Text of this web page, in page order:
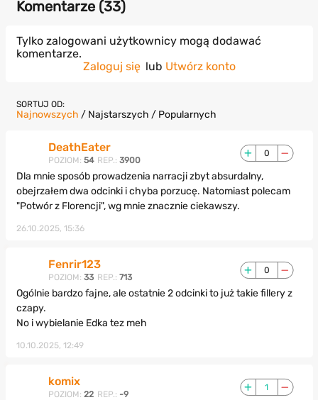
Komentarze (33)
Tylko zalogowani użytkownicy mogą dodawać
komentarze.
Zaloguj się lub Utwórz konto
SORTUJ OD:
Najnowszych / Najstarszych / Popularnych
DeathEater
POZIOM: 54 REP.: 3900
0
Dla mnie sposób prowadzenia narracji zbyt absurdalny,
obejrzałem dwa odcinki i chyba porzucę. Natomiast polecam
"Potwór z Florencji", wg mnie znacznie ciekawszy.
26.10.2025, 15:36
Fenrir123
POZIOM: 33 REP.: 713
0
Ogólnie bardzo fajne, ale ostatnie 2 odcinki to już takie fillery z
czapy.
No i wybielanie Edka tez meh
10.10.2025, 12:49
komix
POZIOM: 22 REP.: -9
1